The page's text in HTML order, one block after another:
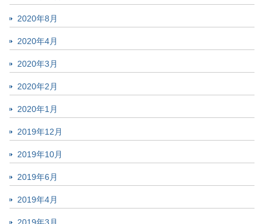
2020年8月
2020年4月
2020年3月
2020年2月
2020年1月
2019年12月
2019年10月
2019年6月
2019年4月